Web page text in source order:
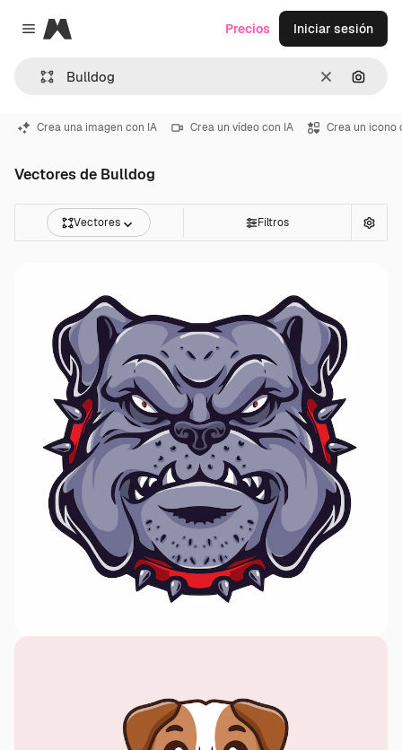
Close menu
Magnific
Borrar
Precios Iniciar sesión
Crea una imagen con IA Crea un vídeo con IA Crea un icono
Vectores de Bulldog
Vectores Filtros